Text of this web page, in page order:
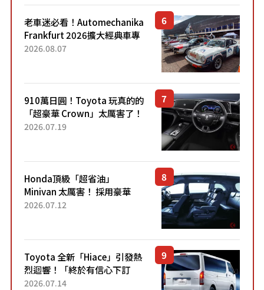
老車迷必看！Automechanika
Frankfurt 2026擴大經典車專
區 1954年珍稀古董車現場修復
2026.08.07
910萬日圓！Toyota 玩真的的
「超豪華 Crown」太厲害了！
採用由「匠人技藝」打造的
2026.07.19
Honda頂級「超省油」
Minivan 太厲害！ 採用豪華
「真皮座椅」與專屬「黑色內
「三...
2026.07.12
Toyota 全新「Hiace」引發熱
烈迴響！「終於有信心下訂
了！」「哪個等級交車最
2026.07.14